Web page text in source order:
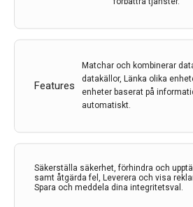
Features
Matchar och kombinerar
datakällor, Länka olika
enheter baserat på
automatiskt.
Säkerställa säkerhet, förhindra och
samt åtgärda fel, Leverera och visa
Spara och meddela dina integritetsval.
Parkinsonism: Knowing the
september
I anslutning till den internationella